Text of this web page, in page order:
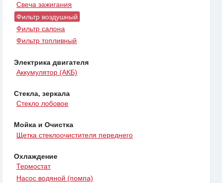
Свеча зажигания
Фильтр воздушный
Фильтр салона
Фильтр топливный
Электрика двигателя
Аккумулятор (АКБ)
Стекла, зеркала
Стекло лобовое
Мойка и Очистка
Щетка стеклоочистителя переднего
Охлаждение
Термостат
Насос водяной (помпа)